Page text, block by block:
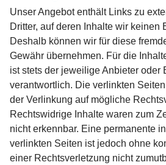
Unser Angebot enthält Links zu
Dritter, auf deren Inhalte wir keinen
Deshalb können wir für diese
Gewähr übernehmen. Für die
ist stets der jeweilige Anbieter oder
verantwortlich. Die verlinkten
der Verlinkung auf mögliche
Rechtswidrige Inhalte waren zum
nicht erkennbar. Eine permanente
verlinkten Seiten ist jedoch ohne
einer Rechtsverletzung nicht